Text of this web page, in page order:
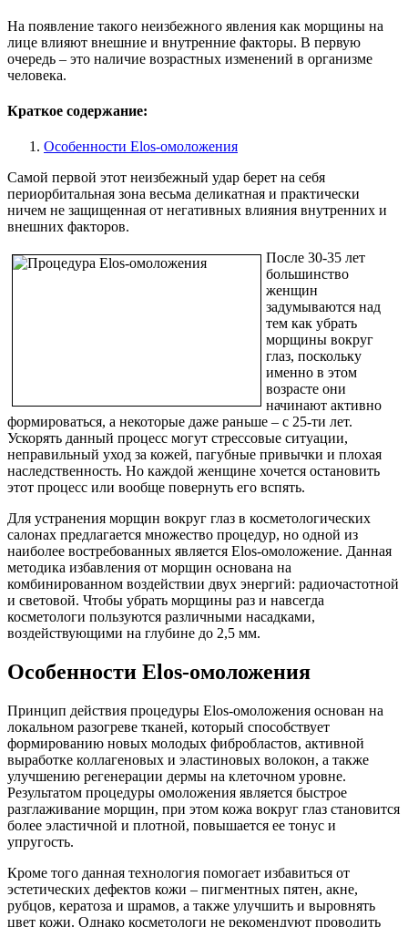
На появление такого неизбежного явления как морщины на
лице влияют внешние и внутренние факторы. В первую
очередь – это наличие возрастных изменений в организме
человека.
Краткое содержание:
Особенности Elos-омоложения
Самой первой этот неизбежный удар берет на себя
периорбитальная зона весьма деликатная и практически
ничем не защищенная от негативных влияния внутренних и
внешних факторов.
После 30-35 лет
большинство
женщин
задумываются над
тем как убрать
морщины вокруг
глаз, поскольку
именно в этом
возрасте они
начинают активно
формироваться, а некоторые даже раньше – с 25-ти лет.
Ускорять данный процесс могут стрессовые ситуации,
неправильный уход за кожей, пагубные привычки и плохая
наследственность. Но каждой женщине хочется остановить
этот процесс или вообще повернуть его вспять.
Для устранения морщин вокруг глаз в косметологических
салонах предлагается множество процедур, но одной из
наиболее востребованных является Elos-омоложение. Данная
методика избавления от морщин основана на
комбинированном воздействии двух энергий: радиочастотной
и световой. Чтобы убрать морщины раз и навсегда
косметологи пользуются различными насадками,
воздействующими на глубине до 2,5 мм.
Особенности Elos-омоложения
Принцип действия процедуры Elos-омоложения основан на
локальном разогреве тканей, который способствует
формированию новых молодых фибробластов, активной
выработке коллагеновых и эластиновых волокон, а также
улучшению регенерации дермы на клеточном уровне.
Результатом процедуры омоложения является быстрое
разглаживание морщин, при этом кожа вокруг глаз становится
более эластичной и плотной, повышается ее тонус и
упругость.
Кроме того данная технология помогает избавиться от
эстетических дефектов кожи – пигментных пятен, акне,
рубцов, кератоза и шрамов, а также улучшить и выровнять
цвет кожи. Однако косметологи не рекомендуют проводить